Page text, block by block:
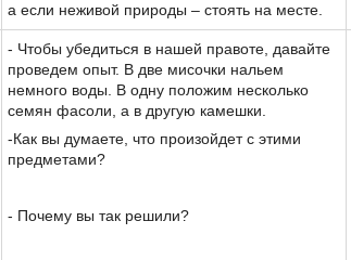
а если неживой природы – стоять на месте.
- Чтобы убедиться в нашей правоте, давайте
проведем опыт. В две мисочки нальем
немного воды. В одну положим несколько
семян фасоли, а в другую камешки.
-Как вы думаете, что произойдет с этими
предметами?
- Почему вы так решили?